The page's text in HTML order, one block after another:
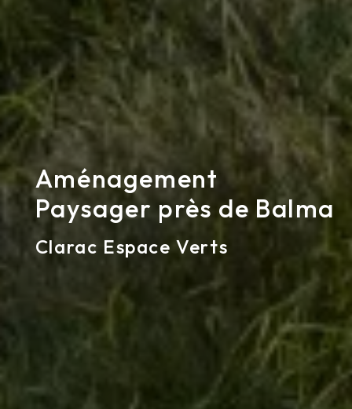
Aménagement
Paysager près de Balma
Clarac Espace Verts